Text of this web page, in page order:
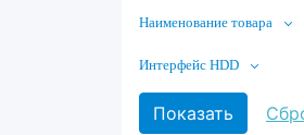
Наименование товара
Интерфейс HDD